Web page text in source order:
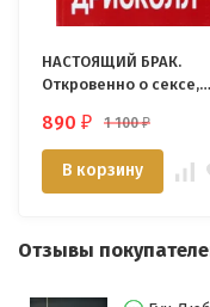
НАСТОЯЩИЙ БРАК.
Откровенно о сексе,
вместе. Марк
890 ₽ 1 100₽
В корзину
Отзывы